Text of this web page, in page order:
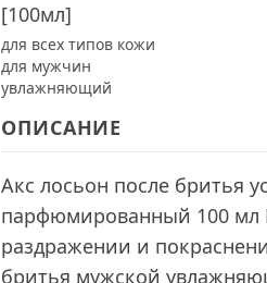
[100мл]
для всех типов кожи
для мужчин
увлажняющий
ОПИСАНИЕ
Акс лосьон после бритья
парфюмированный 100 мл
раздражении и
бритья мужской